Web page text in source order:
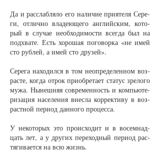
Да и рас­слаб­ля­ло его на­ли­чие при­яте­ля Се­ре­
ги, от­лич­но вла­де­ю­ще­го ан­глий­ским, ко­то­
рый в слу­чае не­об­хо­ди­мос­ти всег­да был на
под­хва­те. Есть хо­ро­шая по­го­вор­ка «не имей
сто руб­лей, а имей сто дру­зей».
Се­ре­га на­хо­дил­ся в том не­опре­де­лен­ном воз­
рас­те, ког­да от­рок при­о­бре­та­ет ста­тус зре­ло­го
му­жа. Ны­неш­няя со­вре­мен­ность и ком­пью­те­
ри­за­ция на­се­ле­ния внес­ла кор­рек­ти­ву в воз­
раст­ной пе­ри­од дан­но­го про­цес­са.
У не­ко­то­рых это про­ис­хо­дит и в во­сем­над­
цать лет, а у дру­гих пе­ре­ход­ный пе­ри­од рас­
тя­ги­ва­ет­ся на всю жизнь.